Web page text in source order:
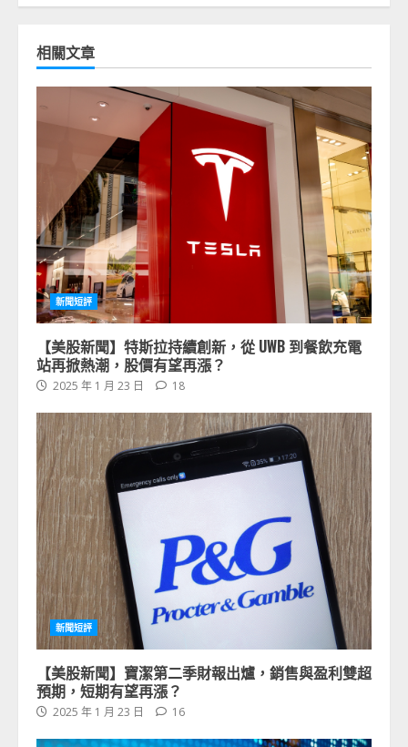
相關文章
新聞短評
【美股新聞】特斯拉持續創新，從 UWB 到餐飲充電
站再掀熱潮，股價有望再漲？
2025 年 1 月 23 日 18
新聞短評
【美股新聞】寶潔第二季財報出爐，銷售與盈利雙超
預期，短期有望再漲？
2025 年 1 月 23 日 16